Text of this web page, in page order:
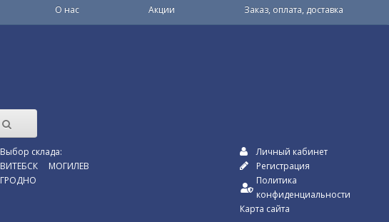
О нас Акции Заказ, оплата, доставка
Выбор склада:
ВИТЕБСК
ГРОДНО
МОГИЛЕВ
Личный кабинет
Регистрация
Политика
конфиденциальности
Карта сайта